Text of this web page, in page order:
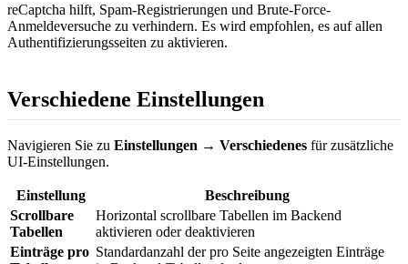
reCaptcha hilft, Spam-Registrierungen und Brute-Force-
Anmeldeversuche zu verhindern. Es wird empfohlen, es auf allen
Authentifizierungsseiten zu aktivieren.
Verschiedene Einstellungen
Navigieren Sie zu Einstellungen → Verschiedenes für zusätzliche
UI-Einstellungen.
Einstellung
Beschreibung
Scrollbare
Tabellen
Horizontal scrollbare Tabellen im Backend
aktivieren oder deaktivieren
Einträge pro Standardanzahl der pro Seite angezeigten Einträge